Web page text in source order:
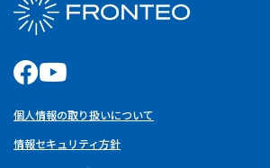
個人情報の取り扱いについて
情報セキュリティ方針